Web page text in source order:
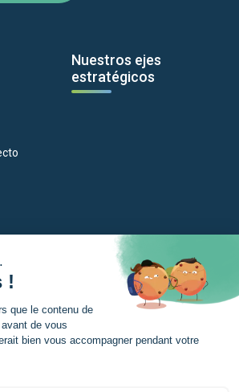
Nuestros ejes
estratégicos
La Eurorregión
¿Qué es la Eurorregión?
Noticias
Area de prensea